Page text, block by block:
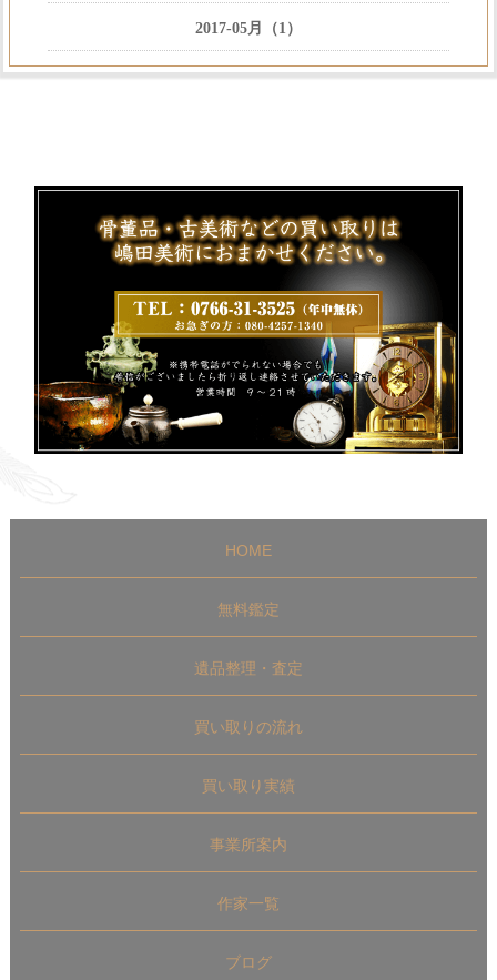
2017-05月（1）
HOME
無料鑑定
遺品整理・査定
買い取りの流れ
買い取り実績
事業所案内
作家一覧
ブログ